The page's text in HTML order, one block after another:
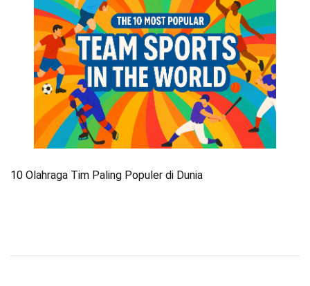
10 Olahraga Tim Paling Populer di Dunia